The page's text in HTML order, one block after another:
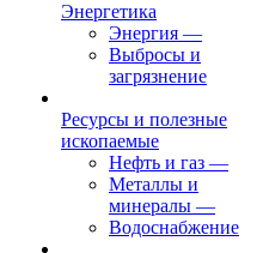
Энергетика
Энергия —
Выбросы и
загрязнение
Ресурсы и полезные
ископаемые
Нефть и газ —
Металлы и
минералы —
Водоснабжение